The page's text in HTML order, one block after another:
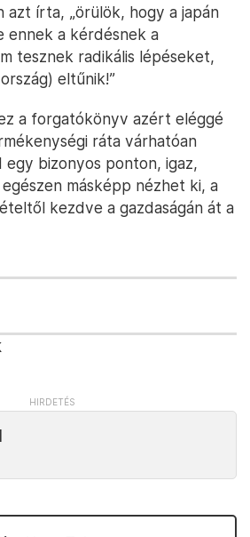
írta, „örülök, hogy a japán
ennek a kérdésnek a
tesznek radikális lépéseket,
eltűnik!”
a forgatókönyv azért eléggé
ráta várhatóan
egy bizonyos ponton, igaz,
másképp nézhet ki, a
kezdve a gazdaságán át a